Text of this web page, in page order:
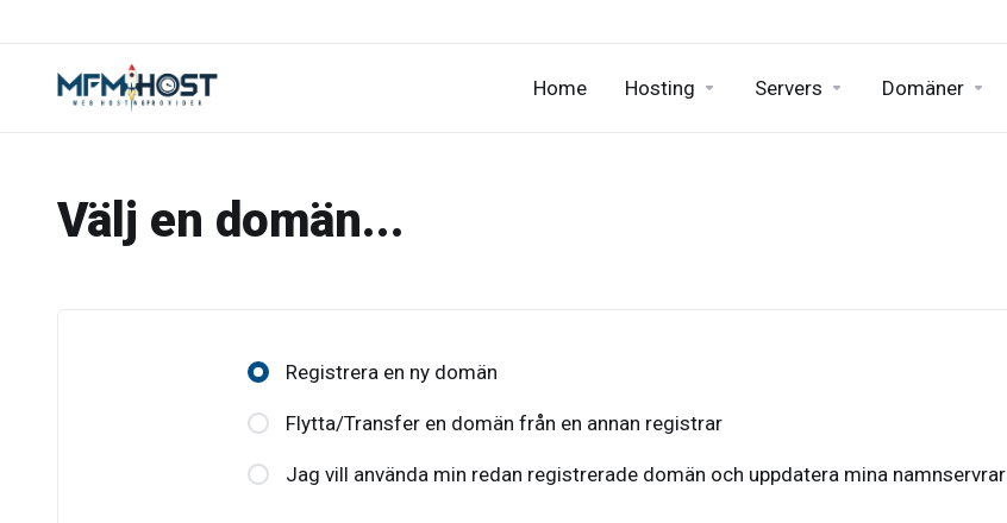
Home Hosting Servers Domäner
Välj en domän...
Registrera en ny domän
Flytta/Transfer en domän från en annan registrar
Jag vill använda min redan registrerade domän och uppdatera mina namnservrar